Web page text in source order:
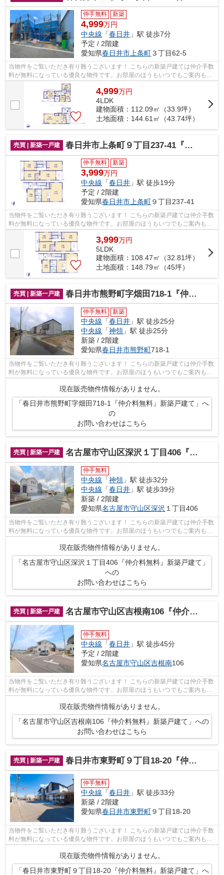
仲手無料 新築
4,999万円
中央線 「春日井 」駅 徒歩7分
予定 / 2階建
愛知県春日井市 上条町３丁目62-5
当物件をご覧いただき有り難うございます！ こちらの新築戸建ては仲介手数
料が無料になっている優良な物件です。お部屋のほうもいつでもご案内もさ
せて頂きますのでお気軽にお問合せ下...
4,999万円
4LDK
建物面積：112.09㎡（33.9坪）
土地面積：144.61㎡（43.74坪）
売買 | 新築一戸建 春日井市上条町９丁目237-41『仲介料無料』新築戸建て
仲手無料 新築
3,999万円
中央線 「春日井 」駅 徒歩19分
予定 / 2階建
愛知県春日井市 上条町９丁目237-41
当物件をご覧いただき有り難うございます！ こちらの新築戸建ては仲介手数
料が無料になっている優良な物件です。お部屋のほうもいつでもご案内もさ
せて頂きますのでお気軽にお問合せ下...
3,999万円
5LDK
建物面積：108.47㎡（32.81坪）
土地面積：148.79㎡（45坪）
売買 | 新築一戸建 春日井市熊野町字畑田718-1『仲介料無料』新築戸建て
仲手無料 新築
中央線 「春日井 」駅 徒歩25分
中央線 「神領 」駅 徒歩25分
新築 / 2階建
愛知県春日井市熊野町718-1
当物件をご覧いただき有り難うございます！ こちらの新築戸建ては仲介手数
料が無料になっている優良な物件です。お部屋のほうもいつでもご案内もさ
せて頂きますのでお気軽にお問合せ下...
現在販売物件情報がありません。
「春日井市熊野町字畑田718-1『仲介料無料』新築戸建て」へ
の
お問い合わせはこちら
売買 | 新築一戸建 名古屋市守山区深沢１丁目406『仲介料無料』新築戸建て
仲手無料
中央線 「神領 」駅 徒歩32分
中央線 「春日井 」駅 徒歩39分
新築 / 2階建
愛知県名古屋市守山区深沢 １丁目406
当物件をご覧いただき有り難うございます！ こちらの新築戸建ては仲介手数
料が無料になっている優良な物件です。お部屋のほうもいつでもご案内もさ
現在販売物件情報がありません。
「名古屋市守山区深沢１丁目406『仲介料無料』新築戸建て」
への
お問い合わせはこちら
売買 | 新築一戸建 名古屋市守山区吉根南106『仲介料無料』新築戸建て
仲手無料
中央線 「春日井 」駅 徒歩45分
予定 / 2階建
愛知県名古屋市守山区吉根南106
当物件をご覧いただき有り難うございます！ こちらの新築戸建ては仲介手数
料が無料になっている優良な物件です。お部屋のほうもいつでもご案内もさ
現在販売物件情報がありません。
「名古屋市守山区吉根南106『仲介料無料』新築戸建て」への
お問い合わせはこちら
売買 | 新築一戸建 春日井市東野町９丁目18-20『仲介料無料』新築戸建て
仲手無料
中央線 「春日井 」駅 徒歩33分
新築 / 2階建
愛知県春日井市東野町９丁目18-20
当物件をご覧いただき有り難うございます！ こちらの新築戸建ては仲介手数
料が無料になっている優良な物件です。お部屋のほうもいつでもご案内もさ
せて頂きますのでお気軽にお問合せ下...
現在販売物件情報がありません。
「春日井市東野町９丁目18-20『仲介料無料』新築戸建て」へ